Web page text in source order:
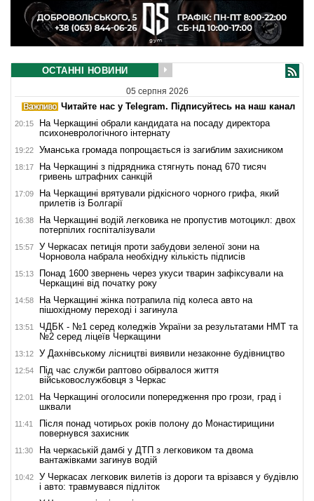
ОСТАННІ НОВИНИ
05 серпня 2026
Читайте нас у Telegram. Підписуйтесь на наш канал
20:15
На Черкащині обрали кандидата на посаду директора
психоневрологічного інтернату
19:22 Уманська громада попрощається із загиблим захисником
18:17
На Черкащині з підрядника стягнуть понад 670 тисяч
гривень штрафних санкцій
17:09
На Черкащині врятували рідкісного чорного грифа, який
прилетів із Болгарії
16:38
На Черкащині водій легковика не пропустив мотоцикл: двох
потерпілих госпіталізували
15:57
У Черкасах петиція проти забудови зеленої зони на
Чорновола набрала необхідну кількість підписів
15:13
Понад 1600 звернень через укуси тварин зафіксували на
Черкащині від початку року
14:58
На Черкащині жінка потрапила під колеса авто на
пішохідному переході і загинула
13:51
ЧДБК - №1 серед коледжів України за результатами НМТ та
№2 серед ліцеїв Черкащини
13:12 У Дахнівському лісництві виявили незаконне будівництво
12:54
Під час служби раптово обірвалося життя
військовослужбовця з Черкас
12:01
На Черкащині оголосили попередження про грози, град і
шквали
11:41
Після понад чотирьох років полону до Монастирищини
повернувся захисник
11:30
На черкаській дамбі у ДТП з легковиком та двома
вантажівками загинув водій
10:42
У Черкасах легковик вилетів із дороги та врізався у будівлю
і авто: травмувався підліток